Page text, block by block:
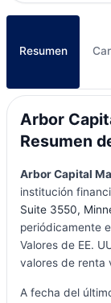
Resumen
Arbor
Resumen
Arbor Capital
institución
Suite 3550,
periódicamente
Valores de EE.
valores de renta
A fecha del